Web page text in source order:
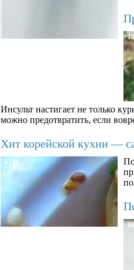
Инсульт настигает не только
можно предотвратить, если
Хит корейской кухни —
6734